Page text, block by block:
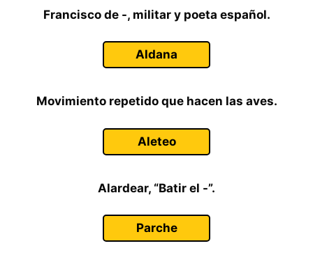
Francisco de -, militar y poeta español.
Aldana
Movimiento repetido que hacen las aves.
Aleteo
Alardear, “Batir el -”.
Parche